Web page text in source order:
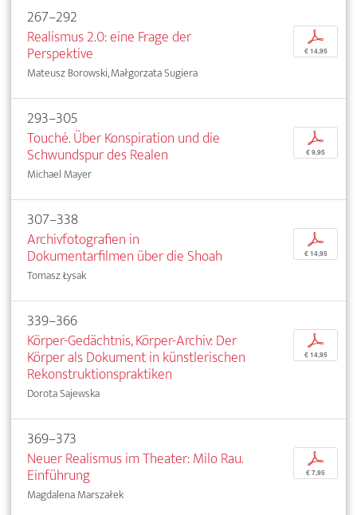
267–292
Realismus 2.0: eine Frage der
Perspektive
Mateusz Borowski, Małgorzata Sugiera
p
€ 14,95
293–305
Touché. Über Konspiration und die
Schwundspur des Realen
Michael Mayer
p
€ 9,95
307–338
Archivfotografien in
Dokumentarfilmen über die Shoah
Tomasz Łysak
p
€ 14,95
339–366
Körper-Gedächtnis, Körper-Archiv: Der
Körper als Dokument in künstlerischen
Rekonstruktionspraktiken
Dorota Sajewska
p
€ 14,95
369–373
Neuer Realismus im Theater: Milo Rau.
Einführung
Magdalena Marszałek
p
€ 7,95